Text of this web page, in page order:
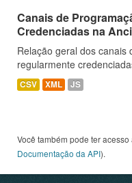
Canais de
Credenciadas na
Relação geral dos
regularmente
CSV XML JS
Você também pode ter
Documentação da API).